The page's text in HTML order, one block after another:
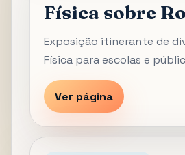
Física sobre
Exposição itinerante de
Física para escolas e
Ver página